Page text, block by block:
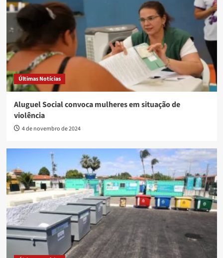
Últimas Notícias
Aluguel Social convoca mulheres em situação de
violência
4 de novembro de 2024